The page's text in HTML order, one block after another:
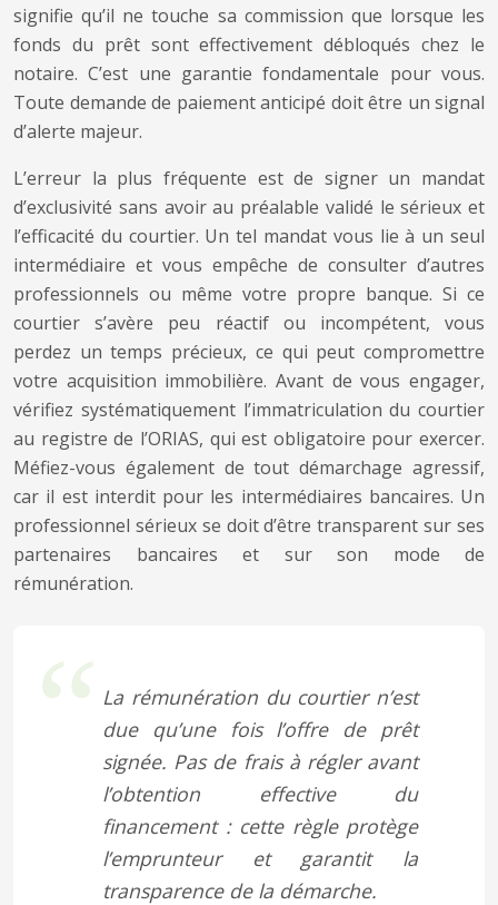
signifie qu’il ne touche sa commission que lorsque les
fonds du prêt sont effectivement débloqués chez le
notaire. C’est une garantie fondamentale pour vous.
Toute demande de paiement anticipé doit être un signal
d’alerte majeur.
L’erreur la plus fréquente est de signer un mandat
d’exclusivité sans avoir au préalable validé le sérieux et
l’efficacité du courtier. Un tel mandat vous lie à un seul
intermédiaire et vous empêche de consulter d’autres
professionnels ou même votre propre banque. Si ce
courtier s’avère peu réactif ou incompétent, vous
perdez un temps précieux, ce qui peut compromettre
votre acquisition immobilière. Avant de vous engager,
vérifiez systématiquement l’immatriculation du courtier
au registre de l’ORIAS, qui est obligatoire pour exercer.
Méfiez-vous également de tout démarchage agressif,
car il est interdit pour les intermédiaires bancaires. Un
professionnel sérieux se doit d’être transparent sur ses
partenaires bancaires et sur son mode de
rémunération.
La rémunération du courtier n’est
due qu’une fois l’offre de prêt
signée. Pas de frais à régler avant
l’obtention effective du
financement : cette règle protège
l’emprunteur et garantit la
transparence de la démarche.